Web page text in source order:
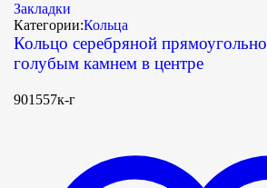
Закладки
Категории:Кольца
Кольцо серебряной
голубым камнем в центре
901557к-г